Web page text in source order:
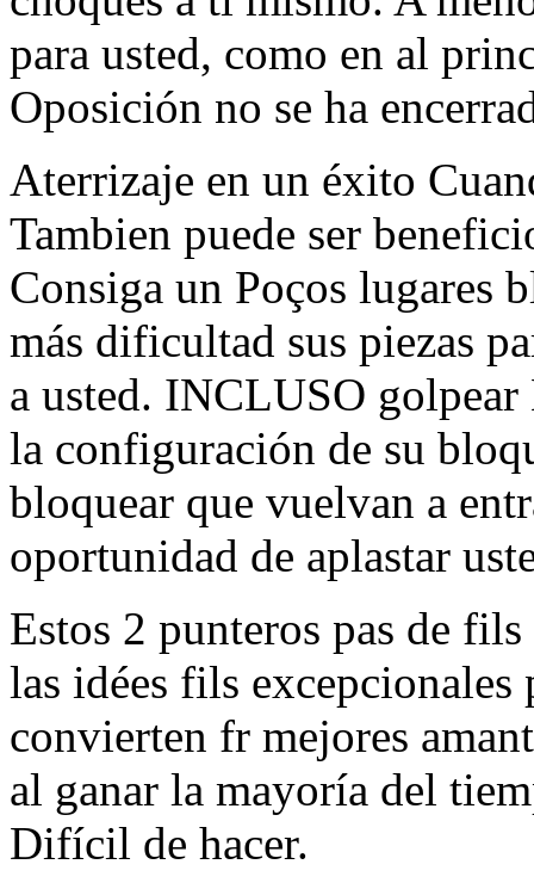
para usted, como en al
Oposición no se ha
Aterrizaje en un éxito
Tambien puede ser
Consiga un Poços lugares
más dificultad sus piezas
a usted. INCLUSO golpear
la configuración de su
bloquear que vuelvan a
oportunidad de aplastar
Estos 2 punteros pas de
las idées fils excepcionales
convierten fr mejores
al ganar la mayoría del
Difícil de hacer.